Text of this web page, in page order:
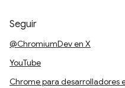
Seguir
@ChromiumDev en X
YouTube
Chrome para desarrolladores